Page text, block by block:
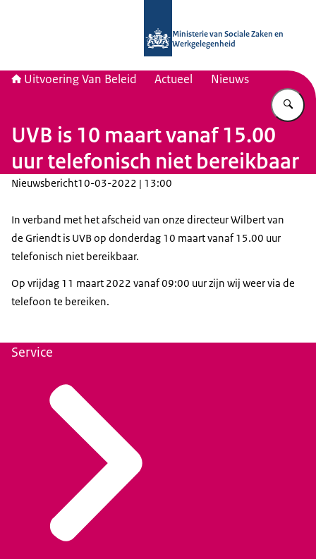
Ministerie van Sociale Zaken en
Werkgelegenheid
Uitvoering Van Beleid Actueel Nieuws
UVB is 10 maart vanaf 15.00
uur telefonisch niet bereikbaar
Nieuwsbericht10-03-2022 | 13:00
In verband met het afscheid van onze directeur Wilbert van
de Griendt is UVB op donderdag 10 maart vanaf 15.00 uur
telefonisch niet bereikbaar.
Op vrijdag 11 maart 2022 vanaf 09:00 uur zijn wij weer via de
telefoon te bereiken.
Service